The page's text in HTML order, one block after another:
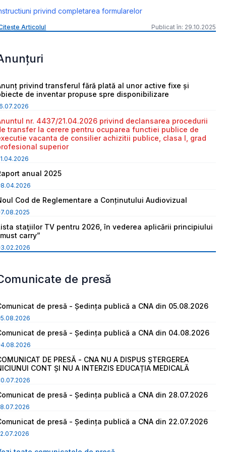
privind completarea formularelor
Articolul Publicat în: 29.10.2025
privind transferul fără plată al unor active fixe și
de inventar propuse spre disponibilizare
nr. 4437/21.04.2026 privind declansarea procedurii
transfer la cerere pentru ocuparea functiei publice de
vacanta de consilier achizitii publice, clasa I, grad
superior
anual 2025
Cod de Reglementare a Conținutului Audiovizual
staţiilor TV pentru 2026, în vederea aplicării principiului
carry”
de presă
de presă - Ședința publică a CNA din 05.08.2026
de presă - Ședința publică a CNA din 04.08.2026
DE PRESĂ - CNA NU A DISPUS ȘTERGEREA
CONT ȘI NU A INTERZIS EDUCAȚIA MEDICALĂ
de presă - Ședința publică a CNA din 28.07.2026
de presă - Ședința publică a CNA din 22.07.2026